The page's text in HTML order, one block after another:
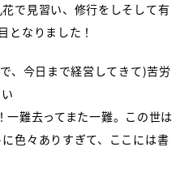
で見習い、修行をしそして有
となりました！
、今日まで経営してきて)苦労
難去ってまた一難。 この世は
色々ありすぎて、ここには書